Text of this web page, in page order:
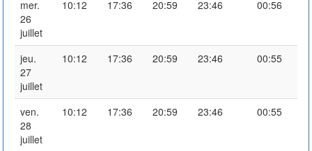
mer.
26
juillet
10:12 17:36 20:59 23:46 00:56
jeu.
27
juillet
10:12 17:36 20:59 23:46 00:55
ven.
28
juillet
10:12 17:36 20:59 23:46 00:55